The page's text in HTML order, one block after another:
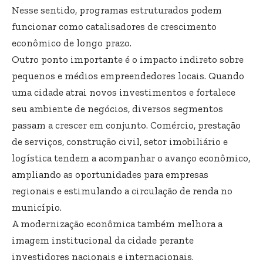
Nesse sentido, programas estruturados podem
funcionar como catalisadores de crescimento
econômico de longo prazo.
Outro ponto importante é o impacto indireto sobre
pequenos e médios empreendedores locais. Quando
uma cidade atrai novos investimentos e fortalece
seu ambiente de negócios, diversos segmentos
passam a crescer em conjunto. Comércio, prestação
de serviços, construção civil, setor imobiliário e
logística tendem a acompanhar o avanço econômico,
ampliando as oportunidades para empresas
regionais e estimulando a circulação de renda no
município.
A modernização econômica também melhora a
imagem institucional da cidade perante
investidores nacionais e internacionais.